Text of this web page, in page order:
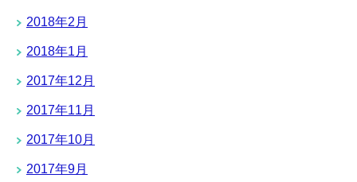
2018年2月
2018年1月
2017年12月
2017年11月
2017年10月
2017年9月